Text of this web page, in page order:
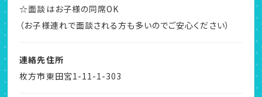
☆面談はお子様の同席OK
（お子様連れで面談される方も多いのでご安心ください）
連絡先住所
枚方市東田宮1-11-1-303